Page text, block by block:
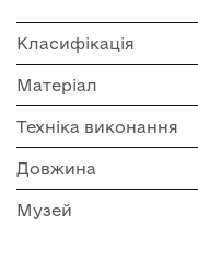
Класифікація
Матеріал
Техніка виконання
Довжина
Музей